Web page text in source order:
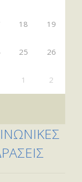
18 19
25 26
1 2